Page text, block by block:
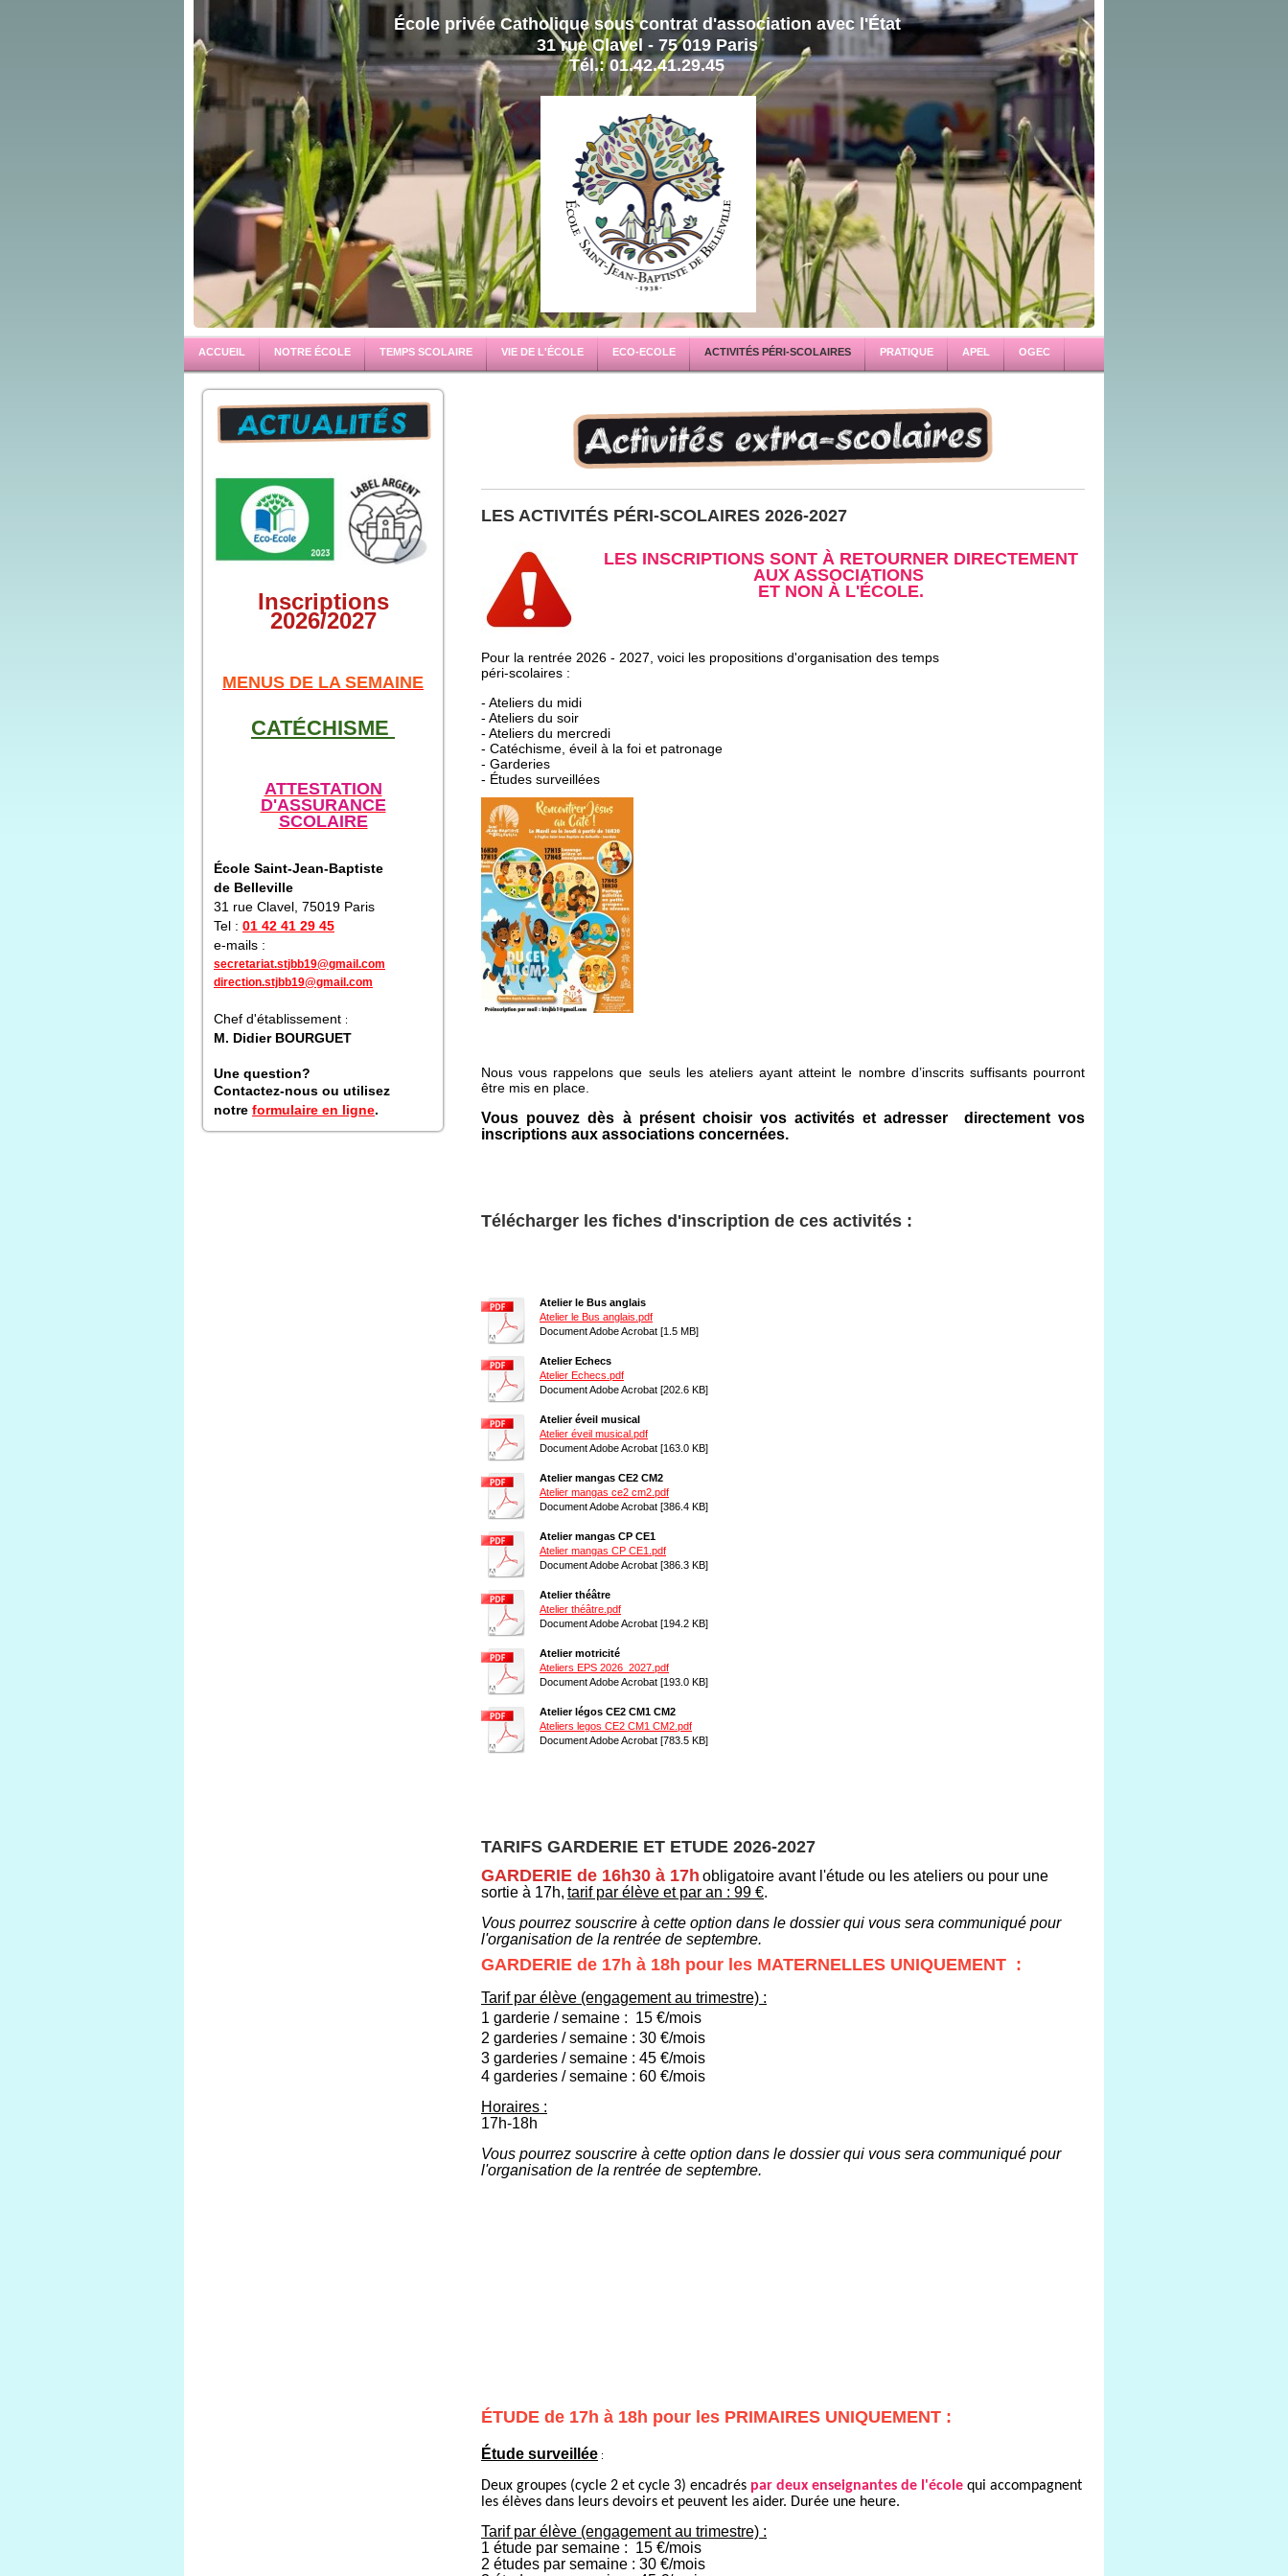
École privée Catholique sous contrat d'association avec l'État
31 rue Clavel - 75 019 Paris
Tél.: 01.42.41.29.45
ACCUEIL NOTRE ÉCOLE TEMPS SCOLAIRE VIE DE L'ÉCOLE ECO-ECOLE ACTIVITÉS PÉRI-SCOLAIRES PRATIQUE APEL OGEC
Inscriptions
2026/2027
MENUS DE LA SEMAINE
CATÉCHISME
ATTESTATION
D'ASSURANCE
SCOLAIRE
École Saint-Jean-Baptiste
de Belleville
31 rue Clavel, 75019 Paris
Tel : 01 42 41 29 45
e-mails :
secretariat.stjbb19@gmail.com
direction.stjbb19@gmail.com
Chef d'établissement :
M. Didier BOURGUET
Une question?
Contactez-nous ou utilisez
notre formulaire en ligne.
LES ACTIVITÉS PÉRI-SCOLAIRES 2026-2027
LES INSCRIPTIONS SONT À RETOURNER DIRECTEMENT
AUX ASSOCIATIONS
ET NON À L'ÉCOLE.
Pour la rentrée 2026 - 2027, voici les propositions d'organisation des temps
péri-scolaires :
- Ateliers du midi
- Ateliers du soir
- Ateliers du mercredi
- Catéchisme, éveil à la foi et patronage
- Garderies
- Études surveillées
Nous vous rappelons que seuls les ateliers ayant atteint le nombre d’inscrits suffisants pourront
être mis en place.
Vous pouvez dès à présent choisir vos activités et adresser directement vos
inscriptions aux associations concernées.
Télécharger les fiches d'inscription de ces activités :
Atelier le Bus anglais
Atelier le Bus anglais.pdf
Document Adobe Acrobat [1.5 MB]
Atelier Echecs
Atelier Echecs.pdf
Document Adobe Acrobat [202.6 KB]
Atelier éveil musical
Atelier éveil musical.pdf
Document Adobe Acrobat [163.0 KB]
Atelier mangas CE2 CM2
Atelier mangas ce2 cm2.pdf
Document Adobe Acrobat [386.4 KB]
Atelier mangas CP CE1
Atelier mangas CP CE1.pdf
Document Adobe Acrobat [386.3 KB]
Atelier théâtre
Atelier théâtre.pdf
Document Adobe Acrobat [194.2 KB]
Atelier motricité
Ateliers EPS 2026_2027.pdf
Document Adobe Acrobat [193.0 KB]
Atelier légos CE2 CM1 CM2
Ateliers legos CE2 CM1 CM2.pdf
Document Adobe Acrobat [783.5 KB]
TARIFS GARDERIE ET ETUDE 2026-2027
GARDERIE de 16h30 à 17h obligatoire avant l'étude ou les ateliers ou pour une
sortie à 17h, tarif par élève et par an : 99 €.
Vous pourrez souscrire à cette option dans le dossier qui vous sera communiqué pour
l'organisation de la rentrée de septembre.
GARDERIE de 17h à 18h pour les MATERNELLES UNIQUEMENT :
Tarif par élève (engagement au trimestre) :
1 garderie / semaine : 15 €/mois
2 garderies / semaine : 30 €/mois
3 garderies / semaine : 45 €/mois
4 garderies / semaine : 60 €/mois
Horaires :
17h-18h
Vous pourrez souscrire à cette option dans le dossier qui vous sera communiqué pour
l'organisation de la rentrée de septembre.
ÉTUDE de 17h à 18h pour les PRIMAIRES UNIQUEMENT :
Étude surveillée :
Deux groupes (cycle 2 et cycle 3) encadrés par deux enseignantes de l'école qui accompagnent
les élèves dans leurs devoirs et peuvent les aider. Durée une heure.
Tarif par élève (engagement au trimestre) :
1 étude par semaine : 15 €/mois
2 études par semaine : 30 €/mois